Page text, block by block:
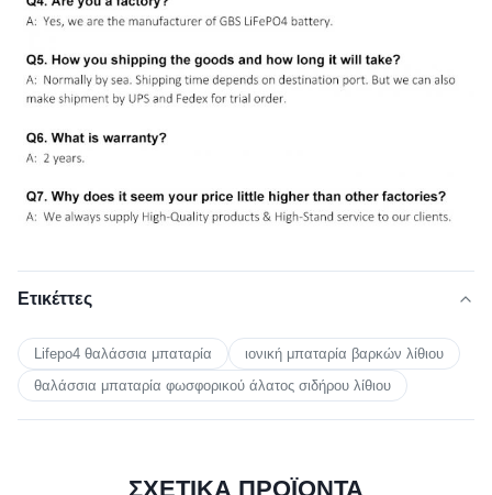
Ετικέττες
Lifepo4 θαλάσσια μπαταρία
ιονική μπαταρία βαρκών λίθιου
θαλάσσια μπαταρία φωσφορικού άλατος σιδήρου λίθιου
ΣΧΕΤΙΚΑ ΠΡΟΪΟΝΤΑ